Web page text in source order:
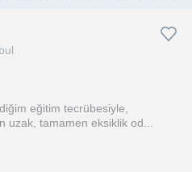
eğitim tecrübesiyle,
tamamen eksiklik od...